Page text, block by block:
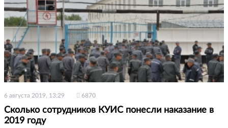
6 августа 2019, 13:29 6870
Сколько сотрудников КУИС понесли наказание в
2019 году